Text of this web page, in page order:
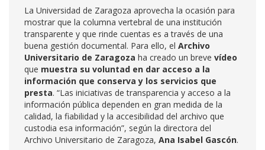
La Universidad de Zaragoza aprovecha la ocasión para
mostrar que la columna vertebral de una institución
transparente y que rinde cuentas es a través de una
buena gestión documental. Para ello, el Archivo
Universitario de Zaragoza ha creado un breve vídeo
que muestra su voluntad en dar acceso a la
información que conserva y los servicios que
presta. “Las iniciativas de transparencia y acceso a la
información pública dependen en gran medida de la
calidad, la fiabilidad y la accesibilidad del archivo que
custodia esa información”, según la directora del
Archivo Universitario de Zaragoza, Ana Isabel Gascón.